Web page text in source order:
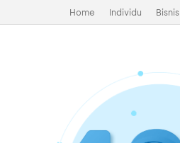
Home Individu Bisnis